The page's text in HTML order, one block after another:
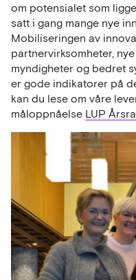
om potensialet som
satt i gang mange nye
Mobiliseringen av
partnervirksomheter,
myndigheter og bedret
er gode indikatorer på
kan du lese om våre
måloppnåelse LUP